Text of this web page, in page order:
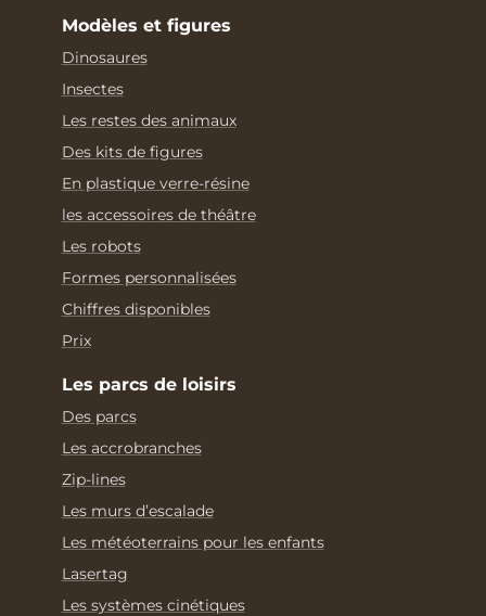
Modèles et figures
Dinosaures
Insectes
Les restes des animaux
Des kits de figures
En plastique verre-résine
les accessoires de théâtre
Les robots
Formes personnalisées
Chiffres disponibles
Prix
Les parcs de loisirs
Des parcs
Les accrobranches
Zip-lines
Les murs d’escalade
Les météoterrains pour les enfants
Lasertag
Les systèmes cinétiques